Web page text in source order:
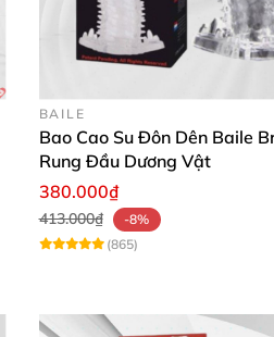
BAILE
Bao Cao Su Đôn Dên Baile
Rung Đầu Dương Vật
380.000₫
413.000₫
-8%
(865)